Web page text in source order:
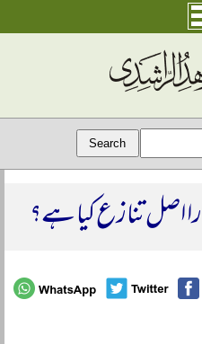
اصل تنازع کیا ہے؟